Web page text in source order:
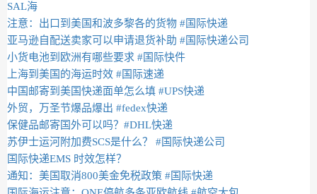
SAL海
注意：出口到美国和波多黎各的货物 #国际快递
亚马逊自配送卖家可以申请退货补助 #国际快递公司
小货电池到欧洲有哪些要求 #国际快件
上海到美国的海运时效 #国际速递
中国邮寄到美国快递面单怎么填 #UPS快递
外贸，万圣节爆品爆出 #fedex快递
保健品邮寄国外可以吗？#DHL快递
苏伊士运河附加费SCS是什么？ #国际快递公司
国际快递EMS 时效怎样？
通知：美国取消800美金免税政策 #国际快递